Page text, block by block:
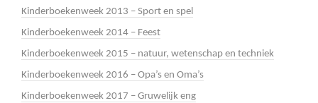
Kinderboekenweek 2013 – Sport en spel
Kinderboekenweek 2014 – Feest
Kinderboekenweek 2015 – natuur, wetenschap en techniek
Kinderboekenweek 2016 – Opa’s en Oma’s
Kinderboekenweek 2017 – Gruwelijk eng